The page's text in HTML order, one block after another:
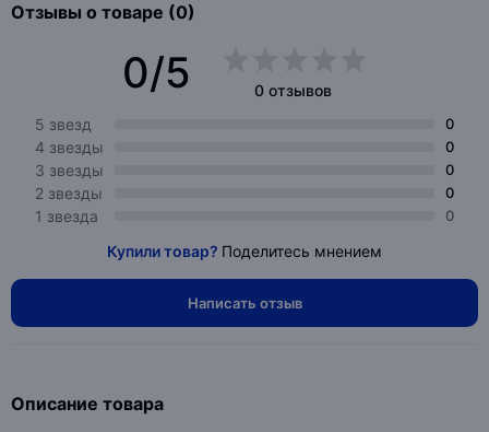
Отзывы о товаре (0)
0/5
0 отзывов
5 звезд
0
4 звезды 0
3 звезды 0
2 звезды 0
1 звезда 0
Купили товар? Поделитесь мнением
Написать отзыв
Описание товара